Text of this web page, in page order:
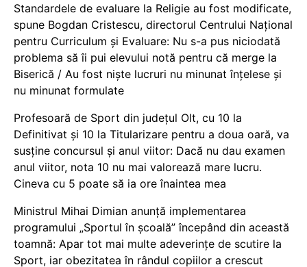
Standardele de evaluare la Religie au fost modificate,
spune Bogdan Cristescu, directorul Centrului Național
pentru Curriculum și Evaluare: Nu s-a pus niciodată
problema să îi pui elevului notă pentru că merge la
Biserică / Au fost niște lucruri nu minunat înțelese și
nu minunat formulate
Profesoară de Sport din județul Olt, cu 10 la
Definitivat și 10 la Titularizare pentru a doua oară, va
susține concursul și anul viitor: Dacă nu dau examen
anul viitor, nota 10 nu mai valorează mare lucru.
Cineva cu 5 poate să ia ore înaintea mea
Ministrul Mihai Dimian anunță implementarea
programului „Sportul în școală” începând din această
toamnă: Apar tot mai multe adeverințe de scutire la
Sport, iar obezitatea în rândul copiilor a crescut